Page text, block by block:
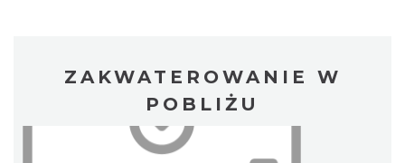
ZAKWATEROWANIE W
POBLIŻU